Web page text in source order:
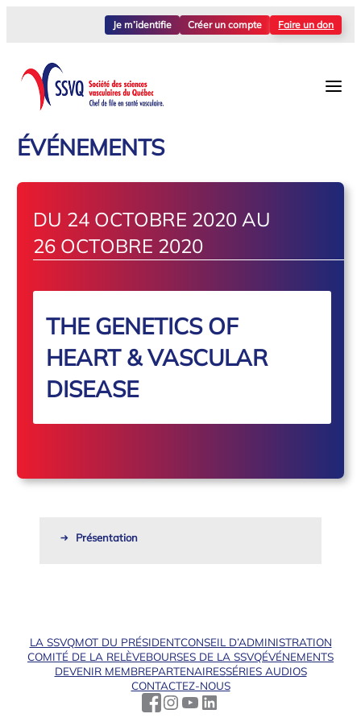
Je m’identifie Créer un compte Faire un don
ÉVÉNEMENTS
DU 24 OCTOBRE 2020 AU
26 OCTOBRE 2020
THE GENETICS OF
HEART & VASCULAR
DISEASE
Présentation
LA SSVQMOT DU PRÉSIDENTCONSEIL D’ADMINISTRATION
COMITÉ DE LA RELÈVEBOURSES DE LA SSVQÉVÉNEMENTS
DEVENIR MEMBREPARTENAIRESSÉRIES AUDIOS
CONTACTEZ-NOUS